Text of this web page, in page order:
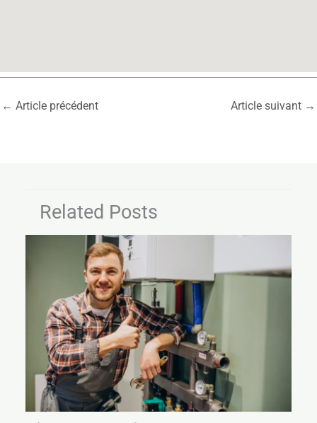
← Article précédent Article suivant →
Related Posts